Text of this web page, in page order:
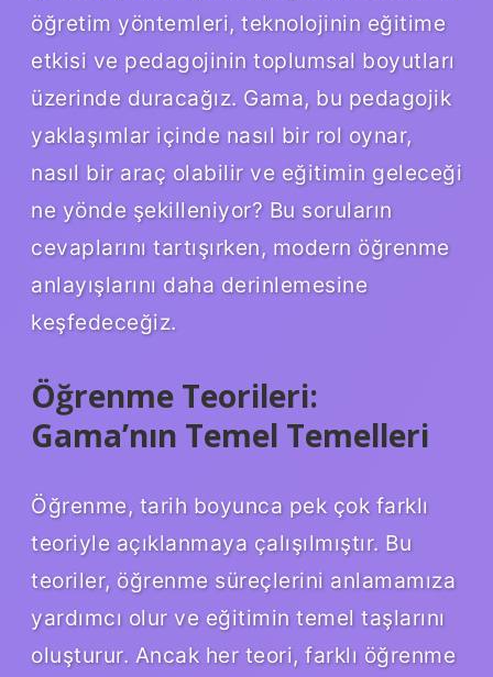
öğretim yöntemleri, teknolojinin eğitime
etkisi ve pedagojinin toplumsal boyutları
üzerinde duracağız. Gama, bu pedagojik
yaklaşımlar içinde nasıl bir rol oynar,
nasıl bir araç olabilir ve eğitimin geleceği
ne yönde şekilleniyor? Bu soruların
cevaplarını tartışırken, modern öğrenme
anlayışlarını daha derinlemesine
keşfedeceğiz.
Öğrenme Teorileri:
Gama’nın Temel Temelleri
Öğrenme, tarih boyunca pek çok farklı
teoriyle açıklanmaya çalışılmıştır. Bu
teoriler, öğrenme süreçlerini anlamamıza
yardımcı olur ve eğitimin temel taşlarını
oluşturur. Ancak her teori, farklı öğrenme